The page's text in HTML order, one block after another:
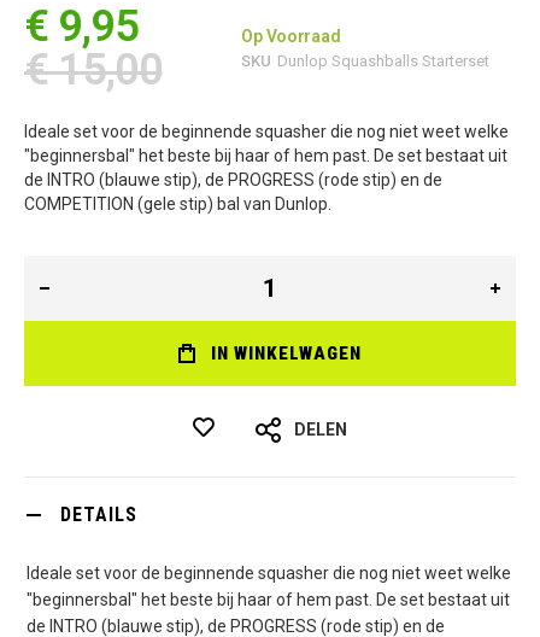
€ 9,95
€ 15,00
Op Voorraad
SKU Dunlop Squashballs Starterset
Ideale set voor de beginnende squasher die nog niet weet welke
"beginnersbal" het beste bij haar of hem past. De set bestaat uit
de INTRO (blauwe stip), de PROGRESS (rode stip) en de
COMPETITION (gele stip) bal van Dunlop.
IN WINKELWAGEN
DELEN
DETAILS
Ideale set voor de beginnende squasher die nog niet weet welke
"beginnersbal" het beste bij haar of hem past. De set bestaat uit
de INTRO (blauwe stip), de PROGRESS (rode stip) en de